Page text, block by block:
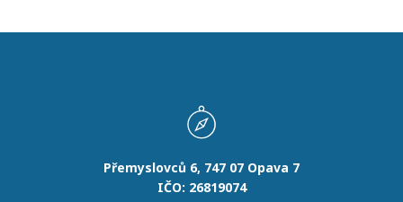
Přemyslovců 6, 747 07 Opava 7
IČO: 26819074